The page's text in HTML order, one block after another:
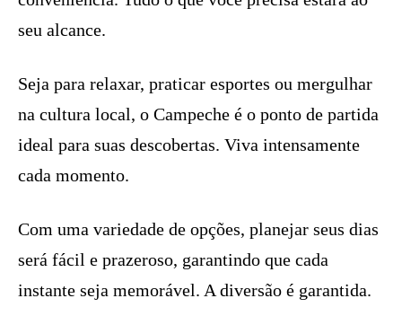
seu alcance.
Seja para relaxar, praticar esportes ou mergulhar
na cultura local, o Campeche é o ponto de partida
ideal para suas descobertas. Viva intensamente
cada momento.
Com uma variedade de opções, planejar seus dias
será fácil e prazeroso, garantindo que cada
instante seja memorável. A diversão é garantida.